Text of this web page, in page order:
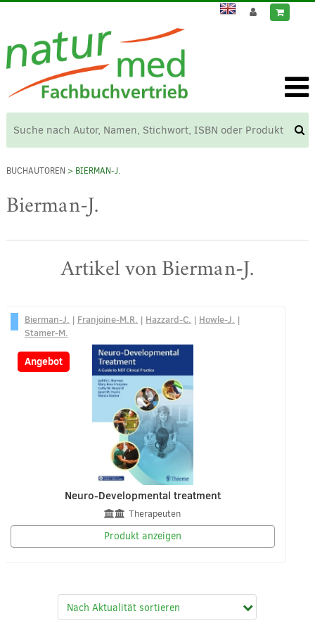
BUCHAUTOREN > BIERMAN-J.
Bierman-J.
Artikel von Bierman-J.
Bierman-J. | Franjoine-M.R. | Hazzard-C. | Howle-J. |
Stamer-M.
-13%
Angebot
Neuro-Developmental treatment
Therapeuten
Produkt anzeigen